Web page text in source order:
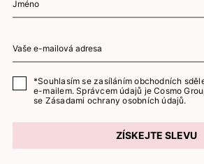
*Souhlasím se zasíláním obchodních
e-mailem. Správcem údajů je Cosmo
se Zásadami ochrany osobních údajů.
ZÍSKEJTE SLEVU